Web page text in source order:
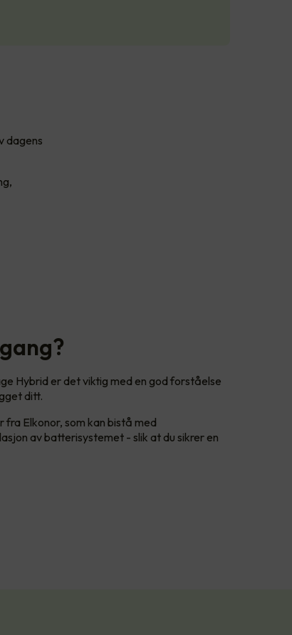
dagens
Hybrid er det viktig med en god forståelse
ditt.
Elkonor, som kan bistå med
av batterisystemet - slik at du sikrer en